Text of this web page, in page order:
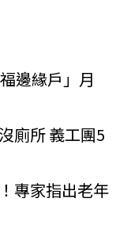
邊緣戶」月
廁所 義工團5
專家指出老年